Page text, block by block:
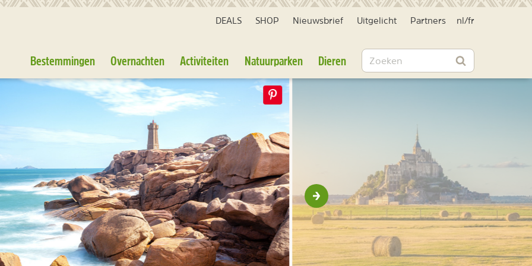
DEALS SHOP Nieuwsbrief Uitgelicht Partners nl /fr
Bestemmingen Overnachten Activiteiten Natuurparken Dieren Zoeken
Zoeken
Volgende